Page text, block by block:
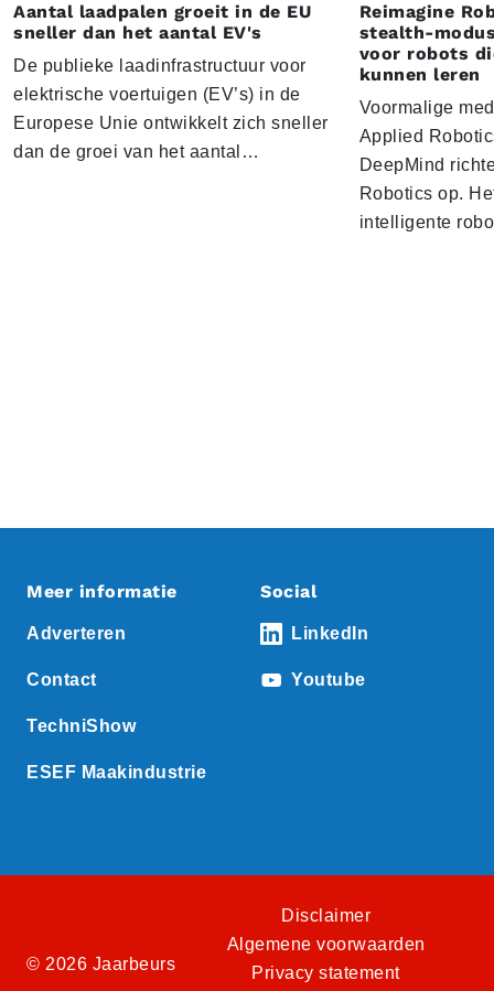
Aantal laadpalen groeit in de EU
sneller dan het aantal EV's
De publieke laadinfrastructuur voor
elektrische voertuigen (EV’s) in de
Europese Unie ontwikkelt zich sneller
dan de groei van het aantal…
Reimagine
stealth-
voor robots
kunnen leren
Voormalige
Applied
DeepMind
Robotics op.
intelligente
Meer informatie
Adverteren
Contact
TechniShow
ESEF Maakindustrie
Social
LinkedIn
Youtube
© 2026 Jaarbeurs
Disclaimer
Algemene voorwaarden
Privacy statement